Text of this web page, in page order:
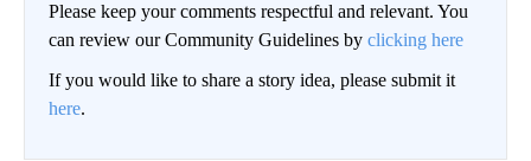
Please keep your comments respectful and relevant. You
can review our Community Guidelines by clicking here
If you would like to share a story idea, please submit it
here.